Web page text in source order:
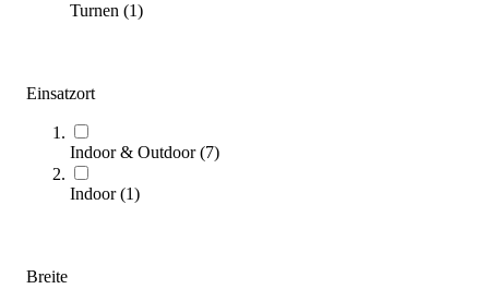
Turnen (1)
Einsatzort
Indoor & Outdoor(7)
Indoor(1)
BreiteZum Produkt